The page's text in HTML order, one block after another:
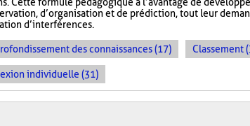
Cette formule pédagogique a l’avantage de
d’organisation et de prédiction, tout leur
d’interférences.
des connaissances (17) Classement
individuelle (31)